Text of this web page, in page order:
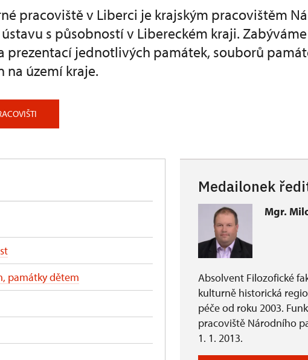
pracoviště v Liberci je krajským pracovištěm
s působností v Libereckém kraji.
prezentací jednotlivých památek, souborů
na území kraje.
památky dětem
Medailonek
Mgr.
Absolvent Filozofické
kulturně historická
péče od roku 2003.
pracoviště Národního
1. 1. 2013.